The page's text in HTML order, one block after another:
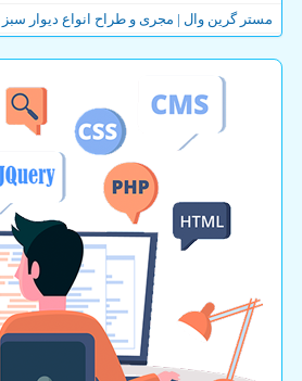
مستر گرین وال | مجری و طراح انواع دیوار سبز